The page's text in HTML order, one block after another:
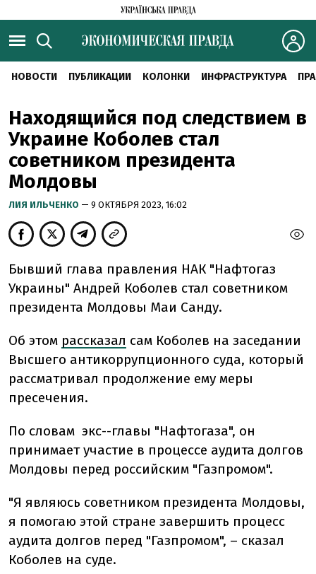
НОВОСТИ ПУБЛИКАЦИИ КОЛОНКИ ИНФРАСТРУКТУРА
Находящийся под следствием в
Украине Коболев стал
советником президента
Молдовы
ЛИЯ ИЛЬЧЕНКО — 9 ОКТЯБРЯ 2023, 16:02
Бывший глава правления НАК "Нафтогаз
Украины" Андрей Коболев стал советником
президента Молдовы Маи Санду.
Об этом рассказал сам Коболев на заседании
Высшего антикоррупционного суда, который
рассматривал продолжение ему меры
пресечения.
По словам экс--главы "Нафтогаза", он
принимает участие в процессе аудита долгов
Молдовы перед российским "Газпромом".
"Я являюсь советником президента Молдовы,
я помогаю этой стране завершить процесс
аудита долгов перед "Газпромом", – сказал
Коболев на суде.